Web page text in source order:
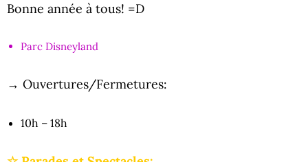
Bonne année à tous! =D
Parc Disneyland
→ Ouvertures/Fermetures:
10h – 18h